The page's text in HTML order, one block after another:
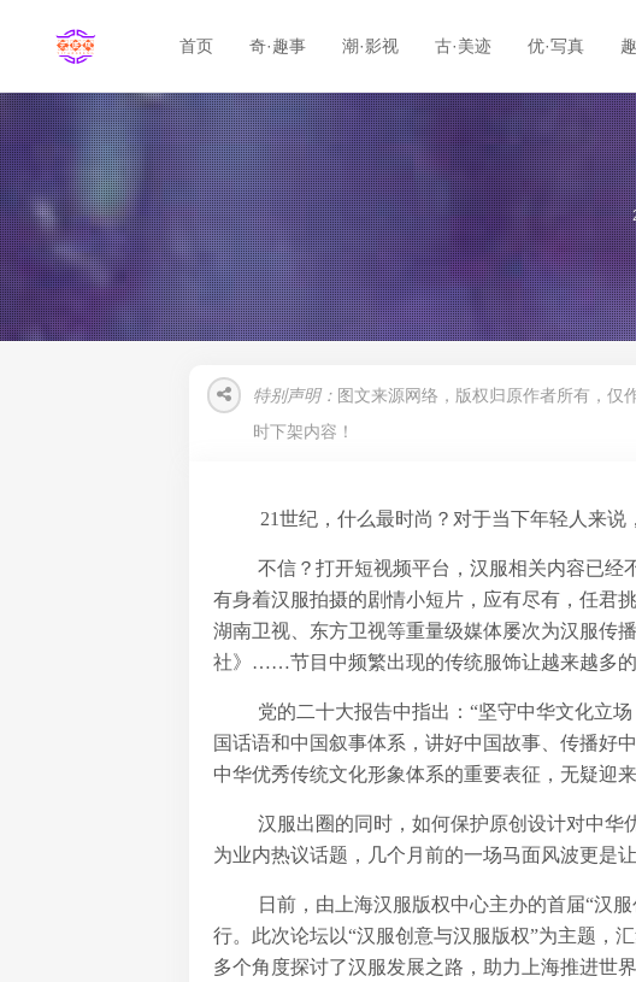
首页 奇·趣事 潮·影视 古·美迹 优·写真
特别声明： 图文来源网络，版权归原作者所有，仅
时下架内容！
21世纪，什么最时尚？对于当下年轻人来说
不信？打开短视频平台，汉服相关内容已经
有身着汉服拍摄的剧情小短片，应有尽有，任君
湖南卫视、东方卫视等重量级媒体屡次为汉服传
社》……节目中频繁出现的传统服饰让越来越多的
党的二十大报告中指出：“坚守中华文化立
国话语和中国叙事体系，讲好中国故事、传播好
中华优秀传统文化形象体系的重要表征，无疑迎
汉服出圈的同时，如何保护原创设计对中华
为业内热议话题，几个月前的一场马面风波更是
日前，由上海汉服版权中心主办的首届“汉
行。此次论坛以“汉服创意与汉服版权”为主题，
多个角度探讨了汉服发展之路，助力上海推进世